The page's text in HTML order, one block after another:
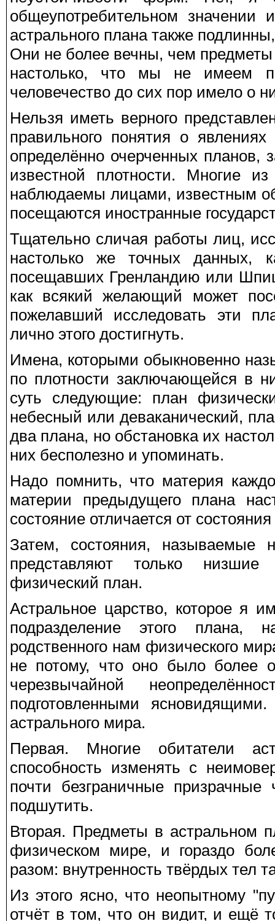
общеупотребительном
астрального плана также
Они не более вечны, чем
настолько, что мы не имеем
человечество до сих пор имело о
Нельзя иметь верного
правильного понятия о
определённо очерченных
известной плотности. Многие
наблюдаемы лицами, известным
посещаются иностранные
Тщательно сличая работы лиц,
настолько же точных данных,
посещавших Гренландию или
как всякий желающий может
пожелавший исследовать эти
лично этого достигнуть.
Имена, которыми обыкновенно
по плотности заключающейся в
суть следующие: план
небесный или деваканический,
два плана, но обстановка их
них бесполезно и упоминать.
Надо помнить, что материя
материи предыдущего плана
состояние отличается от
Затем, состояния, называемые
представляют только низшие
физический план.
Астральное царство, которое я
подразделение этого плана,
родственного нам физического
не потому, что оно было более
черезвычайной
подготовленными
астрального мира.
Первая. Многие обитатели
способность изменять с
почти безграничные
подшутить.
Вторая. Предметы в астральном
физическом мире, и гораздо
разом: внутренность твёрдых тел
Из этого ясно, что неопытному
отчёт в том, что он видит, и ещё